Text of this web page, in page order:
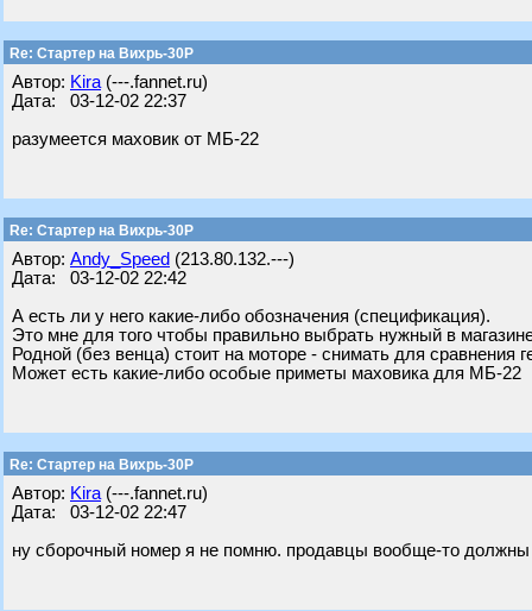
Re: Стартер на Вихрь-30Р
Автор: Kira (---.fannet.ru)
Дата: 03-12-02 22:37
разумеется маховик от МБ-22
Re: Стартер на Вихрь-30Р
Автор: Andy_Speed (213.80.132.---)
Дата: 03-12-02 22:42
А есть ли у него какие-либо обозначения (спецификация).
Это мне для того чтобы правильно выбрать нужный в
Родной (без венца) стоит на моторе - снимать для сравнения
Может есть какие-либо особые приметы маховика для МБ-22
Re: Стартер на Вихрь-30Р
Автор: Kira (---.fannet.ru)
Дата: 03-12-02 22:47
ну сборочный номер я не помню. продавцы вообще-то должны